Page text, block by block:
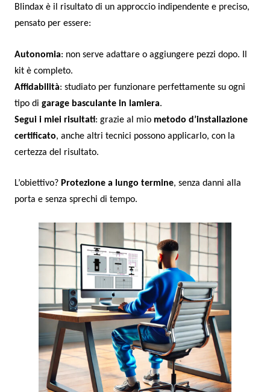
Blindax è il risultato di un approccio indipendente e preciso,
pensato per essere:
Autonomia: non serve adattare o aggiungere pezzi dopo. Il
kit è completo.
Affidabilità: studiato per funzionare perfettamente su ogni
tipo digarage basculante in lamiera.
Segui i miei risultati: grazie al mio metodo d’installazione
certificato, anche altri tecnici possono applicarlo, con la
certezza del risultato.
L’obiettivo? Protezione a lungo termine, senza danni alla
porta e senza sprechi di tempo.